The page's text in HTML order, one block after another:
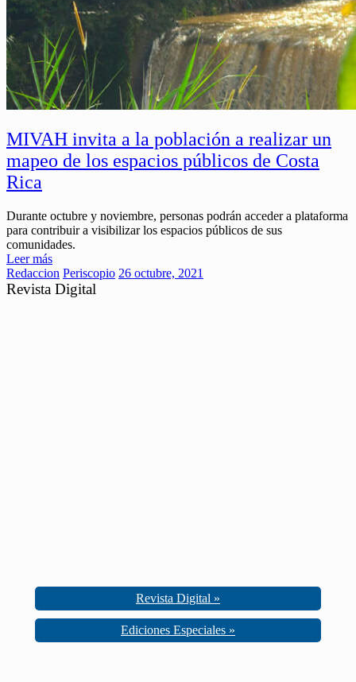
MIVAH invita a la población a realizar un
mapeo de los espacios públicos de Costa
Rica
Durante octubre y noviembre, personas podrán acceder a plataforma
para contribuir a visibilizar los espacios públicos de sus
comunidades.
Leer más
Redaccion Periscopio 26 octubre, 2021
Revista Digital
Revista Digital »
Ediciones Especiales »